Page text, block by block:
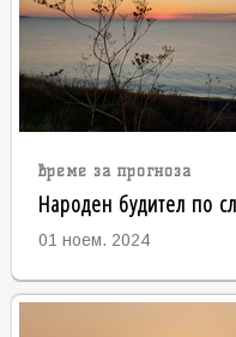
време за прогноза
Народен будител по
01 ноем. 2024